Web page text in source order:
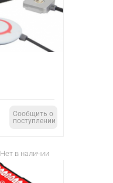
Сообщить о
поступлении
Нет в наличии